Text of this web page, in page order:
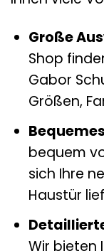
Große
Shop
Gabor
Größen,
bequem
sich Ihre
Haustür
Wir bieten